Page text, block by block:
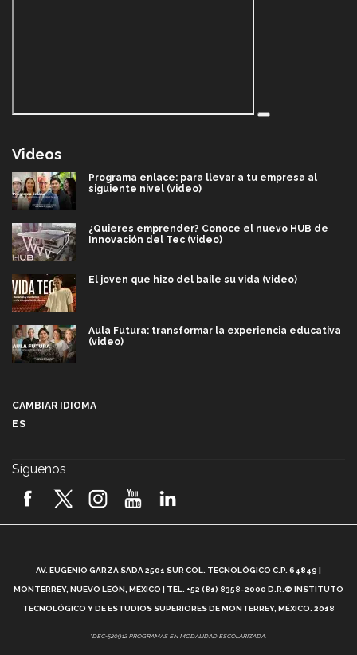
Videos
Programa enlace: para llevar a tu empresa al
siguiente nivel (video)
¿Quieres emprender? Conoce el nuevo HUB de
Innovación del Tec (video)
El joven que hizo del baile su vida (video)
Aula Futura: transformar la experiencia educativa
(video)
2026! (video)
¿Cómo es el Modelo Educativo Tec? (video)
Vida Tec: Feminismo e Inteligencia Artificial, Paola
CAMBIAR IDIOMA
ES
Síguenos
AV. EUGENIO GARZA SADA 2501 SUR COL. TECNOLÓGICO C.P. 64849 |
MONTERREY, NUEVO LEÓN, MÉXICO | TEL. +52 (81) 8358-2000 D.R.© INSTITUTO
TECNOLÓGICO Y DE ESTUDIOS SUPERIORES DE MONTERREY, MÉXICO. 2018
*DEC-520912 PROGRAMAS EN MODALIDAD ESCOLARIZADA.